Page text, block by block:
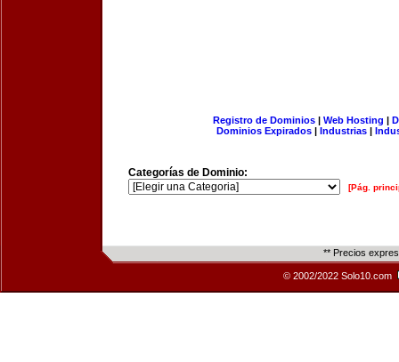
Registro de Dominios| Web Hosting |
Dominios Expirados | Industrias |
Categorías de Dominio:
[Pág.
** Precios
© 2002/2022 Solo10.com